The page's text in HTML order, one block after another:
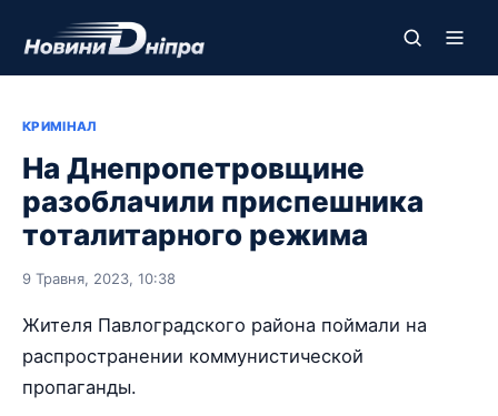
КРИМІНАЛ
На Днепропетровщине
разоблачили приспешника
тоталитарного режима
9 Травня, 2023, 10:38
Жителя Павлоградского района поймали на
распространении коммунистической
пропаганды.